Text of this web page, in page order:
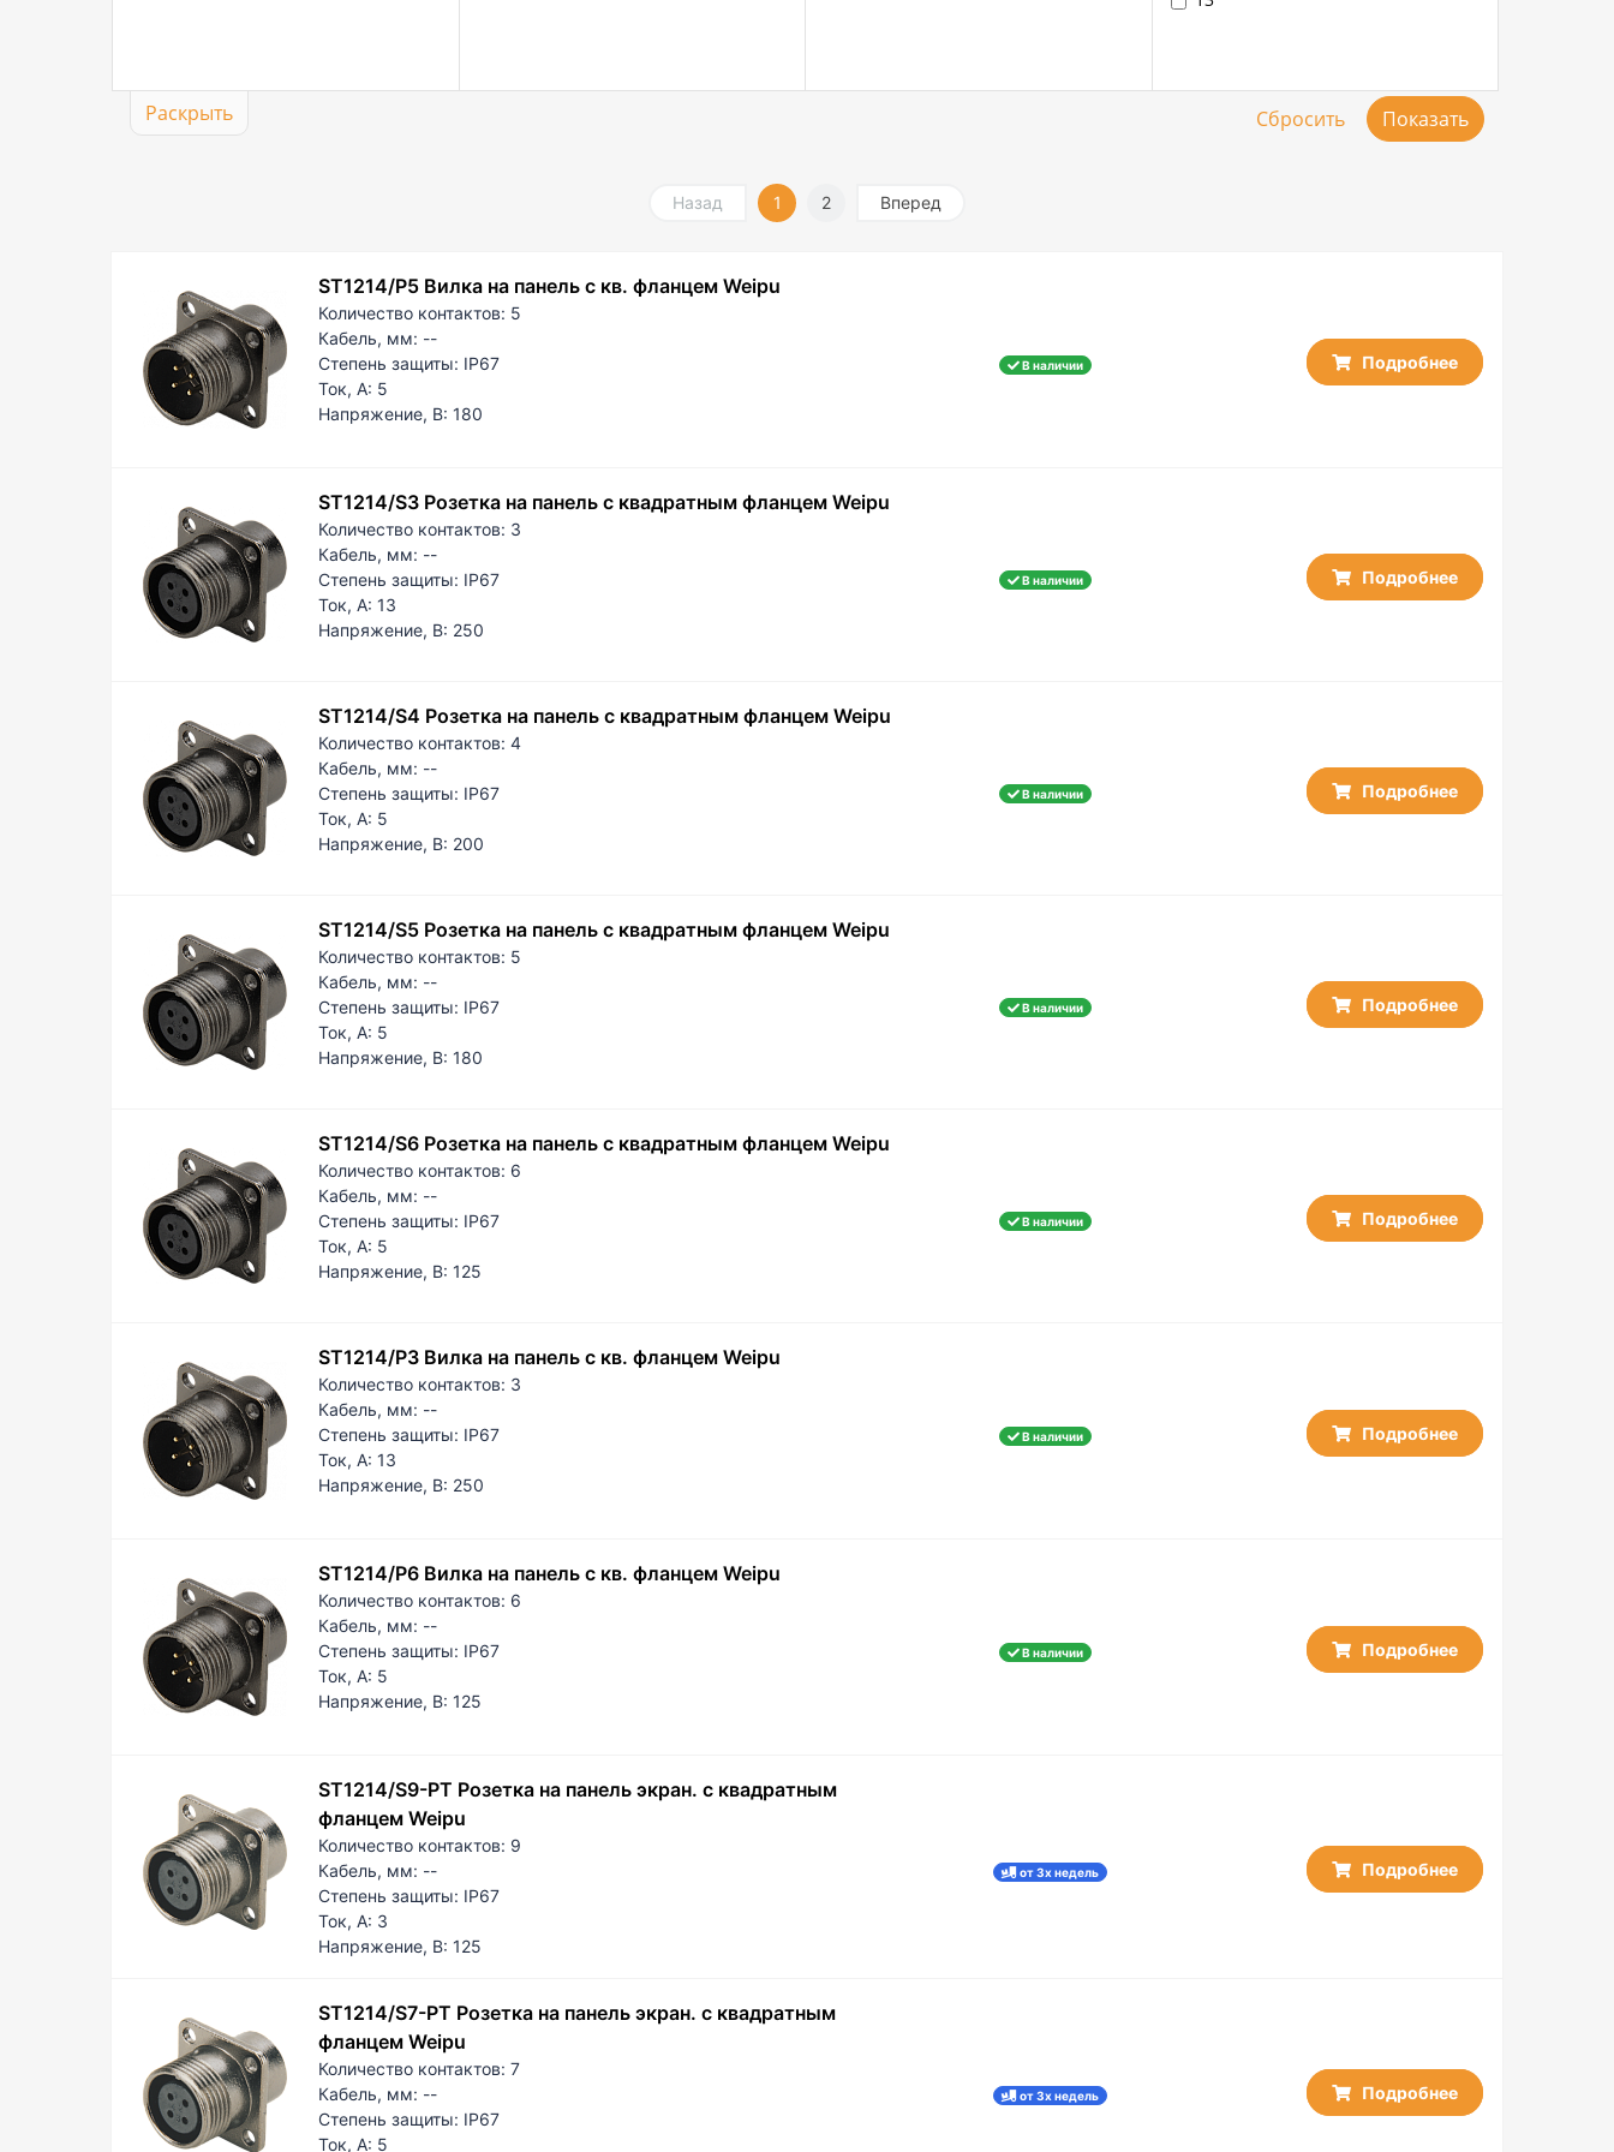
Раскрыть
Назад 1 2 Вперед
ST1214/P5 Вилка на панель с кв. фланцем Weipu
Количество контактов: 5
Кабель, мм: --
Степень защиты: IP67
Ток, А: 5
Напряжение, В: 180
В наличии Подробнее
ST1214/S3 Розетка на панель с квадратным фланцем Weipu
Количество контактов: 3
Кабель, мм: --
Степень защиты: IP67
Ток, А: 13
Напряжение, В: 250
В наличии Подробнее
ST1214/S4 Розетка на панель с квадратным фланцем Weipu
Количество контактов: 4
Кабель, мм: --
Степень защиты: IP67
Ток, А: 5
Напряжение, В: 200
В наличии Подробнее
ST1214/S5 Розетка на панель с квадратным фланцем Weipu
Количество контактов: 5
Кабель, мм: --
Степень защиты: IP67
Ток, А: 5
Напряжение, В: 180
В наличии Подробнее
ST1214/S6 Розетка на панель с квадратным фланцем Weipu
Количество контактов: 6
Кабель, мм: --
Степень защиты: IP67
Ток, А: 5
Напряжение, В: 125
В наличии Подробнее
ST1214/P3 Вилка на панель с кв. фланцем Weipu
Количество контактов: 3
Кабель, мм: --
Степень защиты: IP67
Ток, А: 13
Напряжение, В: 250
В наличии Подробнее
ST1214/P6 Вилка на панель с кв. фланцем Weipu
Количество контактов: 6
Кабель, мм: --
Степень защиты: IP67
Ток, А: 5
Напряжение, В: 125
В наличии Подробнее
ST1214/S9-PT Розетка на панель экран. с квадратным
фланцем Weipu
Количество контактов: 9
Кабель, мм: --
Степень защиты: IP67
Ток, А: 3
Напряжение, В: 125
от 3х недель Подробнее
ST1214/S7-PT Розетка на панель экран. с квадратным
фланцем Weipu
Количество контактов: 7
Кабель, мм: --
Степень защиты: IP67
Ток, А: 5
от 3х недель Подробнее